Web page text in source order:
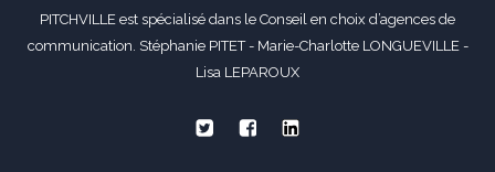
PITCHVILLE est spécialisé dans le Conseil en choix d’agences de
communication. Stéphanie PITET - Marie-Charlotte LONGUEVILLE -
Lisa LEPAROUX